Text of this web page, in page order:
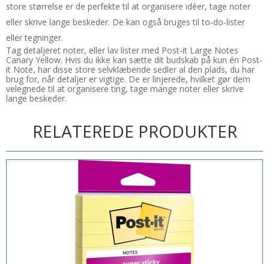
store størrelse er de perfekte til at organisere idéer, tage noter
eller skrive lange beskeder. De kan også bruges til to-do-lister
eller tegninger.
Tag detaljeret noter, eller lav lister med Post-it Large Notes
Canary Yellow. Hvis du ikke kan sætte dit budskab på kun én Post-
it Note, har disse store selvklæbende sedler al den plads, du har
brug for, når detaljer er vigtige. De er linjerede, hvilket gør dem
velegnede til at organisere ting, tage mange noter eller skrive
lange beskeder.
RELATEREDE PRODUKTER